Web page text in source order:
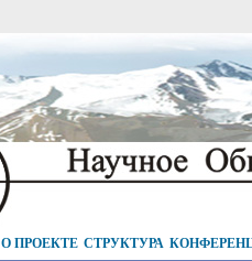
О ПРОЕКТЕ СТРУКТУРА